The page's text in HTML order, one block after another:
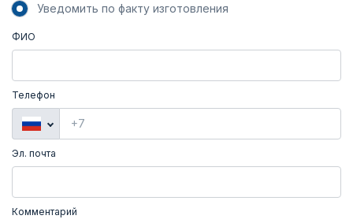
Уведомить по факту изготовления
ФИО
Телефон
Эл. почта
Комментарий